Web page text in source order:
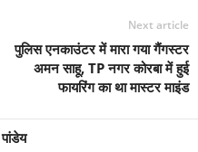
Next article
पुलिस एनकाउंटर में मारा गया गैंगस्टर
अमन साहू, TP नगर कोरबा में हुई
फायरिंग का था मास्टर माइंड